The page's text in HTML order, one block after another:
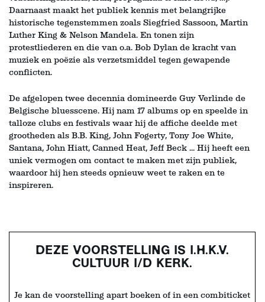
Daarnaast maakt het publiek kennis met belangrijke
historische tegenstemmen zoals Siegfried Sassoon, Martin
Luther King & Nelson Mandela. En tonen zijn
protestliederen en die van o.a. Bob Dylan de kracht van
muziek en poëzie als verzetsmiddel tegen gewapende
conflicten.
De afgelopen twee decennia domineerde Guy Verlinde de
Belgische bluesscene. Hij nam 17 albums op en speelde in
talloze clubs en festivals waar hij de affiche deelde met
grootheden als B.B. King, John Fogerty, Tony Joe White,
Santana, John Hiatt, Canned Heat, Jeff Beck ... Hij heeft een
uniek vermogen om contact te maken met zijn publiek,
waardoor hij hen steeds opnieuw weet te raken en te
inspireren.
DEZE VOORSTELLING IS I.H.K.V.
CULTUUR I/D KERK.
Je kan de voorstelling apart boeken of in een combiticket